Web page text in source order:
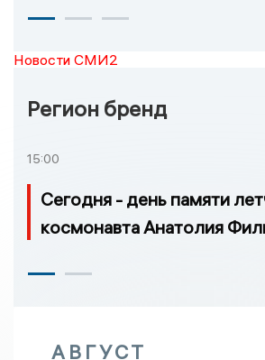
Новости СМИ2
Регион бренд
15:00
Сегодня - день памяти
космонавта Анатолия
АВГУСТ